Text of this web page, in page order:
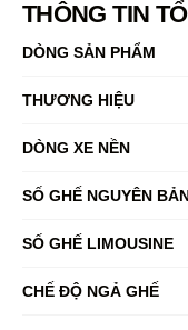
THÔNG TIN
DÒNG SẢN PHẨM
THƯƠNG HIỆU
DÒNG XE NỀN
SỐ GHẾ NGUYÊN
SỐ GHẾ LIMOUSINE
CHẾ ĐỘ NGẢ GHẾ